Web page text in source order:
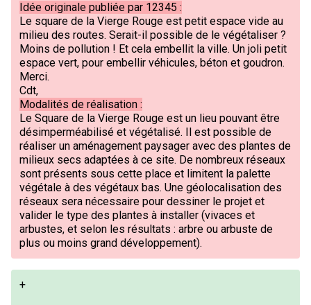
Idée originale publiée par 12345 :
Le square de la Vierge Rouge est petit espace vide au
milieu des routes. Serait-il possible de le végétaliser ?
Moins de pollution ! Et cela embellit la ville. Un joli petit
espace vert, pour embellir véhicules, béton et goudron.
Merci.
Cdt,
Modalités de réalisation :
Le Square de la Vierge Rouge est un lieu pouvant être
désimperméabilisé et végétalisé. Il est possible de
réaliser un aménagement paysager avec des plantes de
milieux secs adaptées à ce site. De nombreux réseaux
sont présents sous cette place et limitent la palette
végétale à des végétaux bas. Une géolocalisation des
réseaux sera nécessaire pour dessiner le projet et
valider le type des plantes à installer (vivaces et
arbustes, et selon les résultats : arbre ou arbuste de
plus ou moins grand développement).
+